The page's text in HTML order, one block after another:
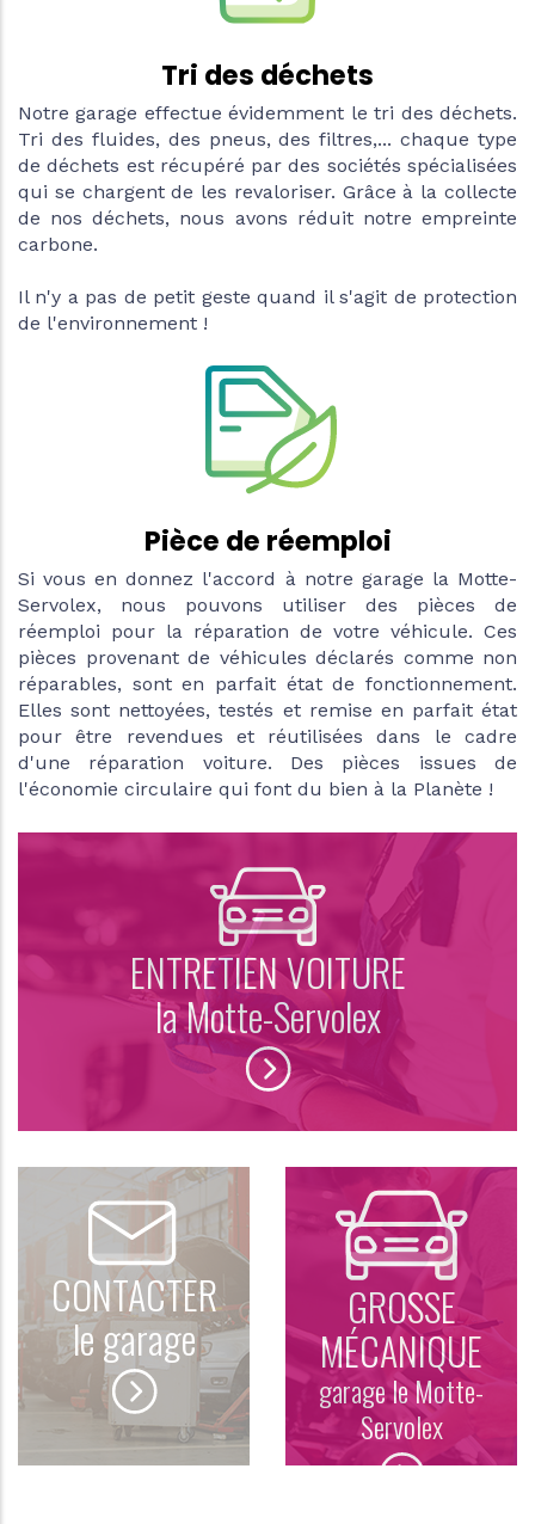
Tri des déchets
Notre garage effectue évidemment le tri des déchets.
Tri des fluides, des pneus, des filtres,... chaque type
de déchets est récupéré par des sociétés spécialisées
qui se chargent de les revaloriser. Grâce à la collecte
de nos déchets, nous avons réduit notre empreinte
carbone.
Il n'y a pas de petit geste quand il s'agit de protection
de l'environnement !
Pièce de réemploi
Si vous en donnez l'accord à notre garage la Motte-
Servolex, nous pouvons utiliser des pièces de
réemploi pour la réparation de votre véhicule. Ces
pièces provenant de véhicules déclarés comme non
réparables, sont en parfait état de fonctionnement.
Elles sont nettoyées, testés et remise en parfait état
pour être revendues et réutilisées dans le cadre
d'une réparation voiture. Des pièces issues de
l'économie circulaire qui font du bien à la Planète !
ENTRETIEN VOITURE
la Motte-Servolex
CONTACTER
le garage
GROSSE
MÉCANIQUE
garage le Motte-
Servolex